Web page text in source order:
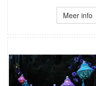
Meer info